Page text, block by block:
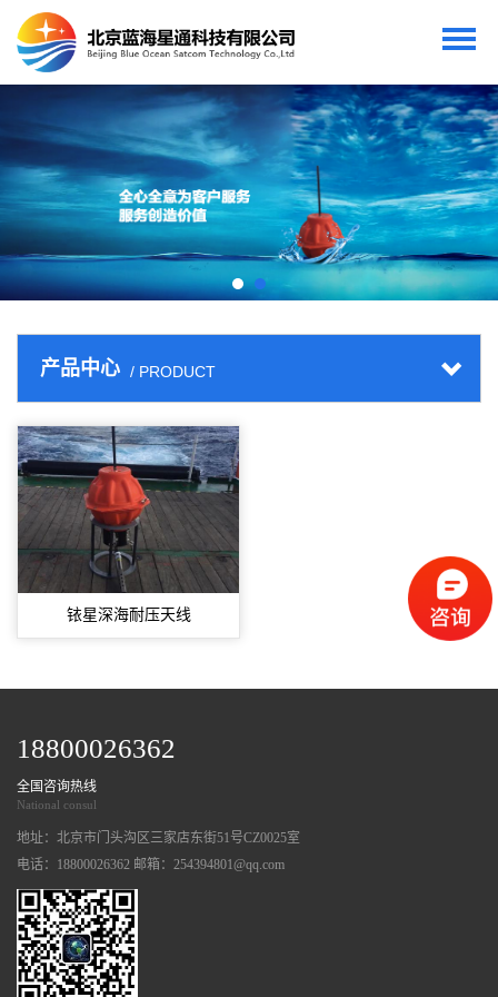
产品中心 / PRODUCT
铱星深海耐压天线
18800026362
全国咨询热线
National consul
地址：北京市门头沟区三家店东街51号CZ0025室
电话：18800026362 邮箱：254394801@qq.com